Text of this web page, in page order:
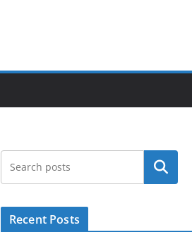
Search
Recent Posts